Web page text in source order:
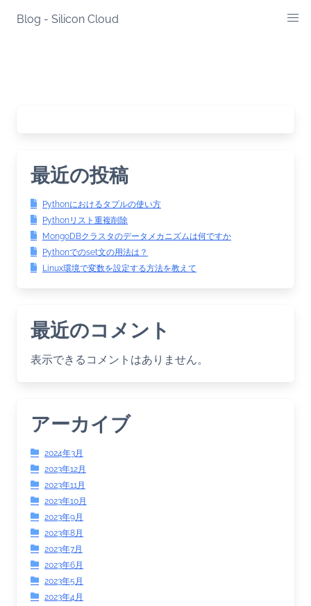
Blog - Silicon Cloud
最近の投稿
Pythonにおけるタプルの使い方
Pythonリスト重複削除
MongoDBクラスタのデータメカニズムは何ですか
Pythonでのset文の用法は？
Linux環境で変数を設定する方法を教えて
最近のコメント
表示できるコメントはありません。
アーカイブ
2024年3月
2023年12月
2023年11月
2023年10月
2023年9月
2023年8月
2023年7月
2023年6月
2023年5月
2023年4月